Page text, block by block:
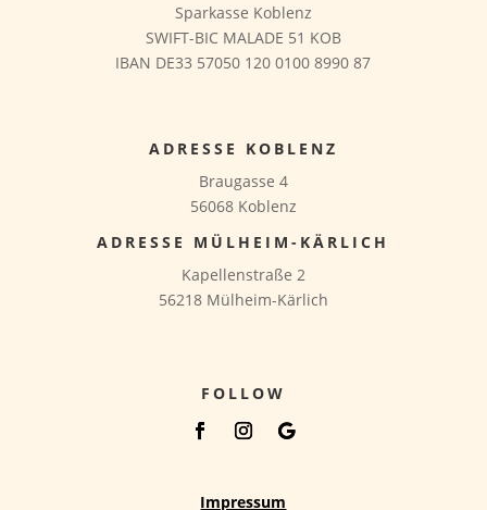
Sparkasse Koblenz
SWIFT-BIC MALADE 51 KOB
IBAN DE33 57050 120 0100 8990 87
ADRESSE KOBLENZ
Braugasse 4
56068 Koblenz
ADRESSE MÜLHEIM-KÄRLICH
Kapellenstraße 2
56218 Mülheim-Kärlich
FOLLOW
Impressum